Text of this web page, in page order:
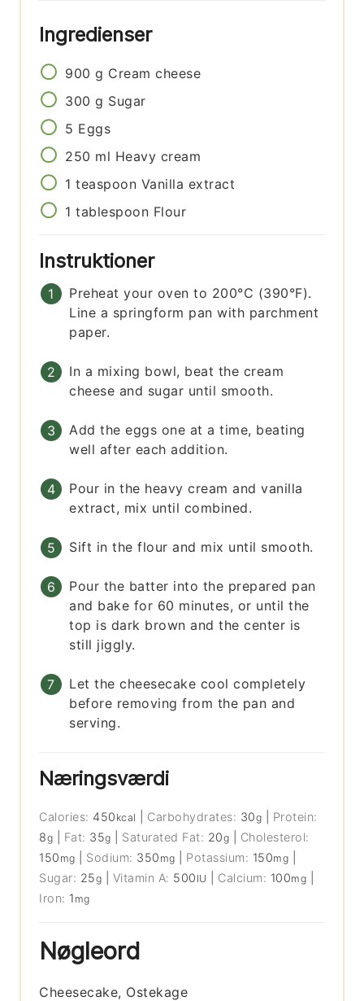
Ingredienser
900 g Cream cheese
300 g Sugar
5 Eggs
250 ml Heavy cream
1 teaspoon Vanilla extract
1 tablespoon Flour
Instruktioner
Preheat your oven to 200°C (390°F).
Line a springform pan with parchment
paper.
In a mixing bowl, beat the cream
cheese and sugar until smooth.
Add the eggs one at a time, beating
well after each addition.
Pour in the heavy cream and vanilla
extract, mix until combined.
Sift in the flour and mix until smooth.
Pour the batter into the prepared pan
and bake for 60 minutes, or until the
top is dark brown and the center is
still jiggly.
Let the cheesecake cool completely
before removing from the pan and
serving.
Næringsværdi
Calories: 450 kcal Carbohydrates: 30g
Protein:
8g Fat: 35g Saturated Fat: 20g
Cholesterol:
150 mg Sodium: 350 mg Potassium: 150mg
Sugar: 25g Vitamin A: 500 IU Calcium: 100mg
Iron: 1 mg
Nøgleord
Cheesecake, Ostekage